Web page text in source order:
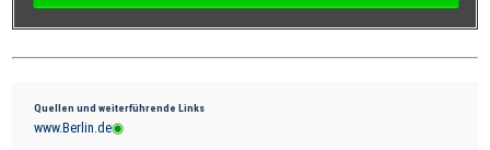
Quellen und weiterführende Links
www.Berlin.de